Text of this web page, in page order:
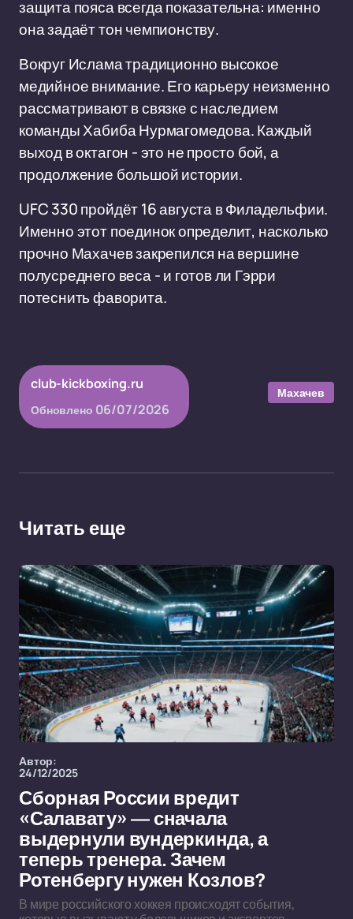
защита пояса всегда показательна: именно
она задаёт тон чемпионству.
Вокруг Ислама традиционно высокое
медийное внимание. Его карьеру неизменно
рассматривают в связке с наследием
команды Хабиба Нурмагомедова. Каждый
выход в октагон - это не просто бой, а
продолжение большой истории.
UFC 330 пройдёт 16 августа в Филадельфии.
Именно этот поединок определит, насколько
прочно Махачев закрепился на вершине
полусреднего веса - и готов ли Гэрри
потеснить фаворита.
club-kickboxing.ru
Обновлено 06/07/2026
Махачев
Читать еще
Автор:
24/12/2025
Сборная России вредит
«Салавату» — сначала
выдернули вундеркинда, а
теперь тренера. Зачем
Ротенбергу нужен Козлов?
В мире российского хоккея происходят события,